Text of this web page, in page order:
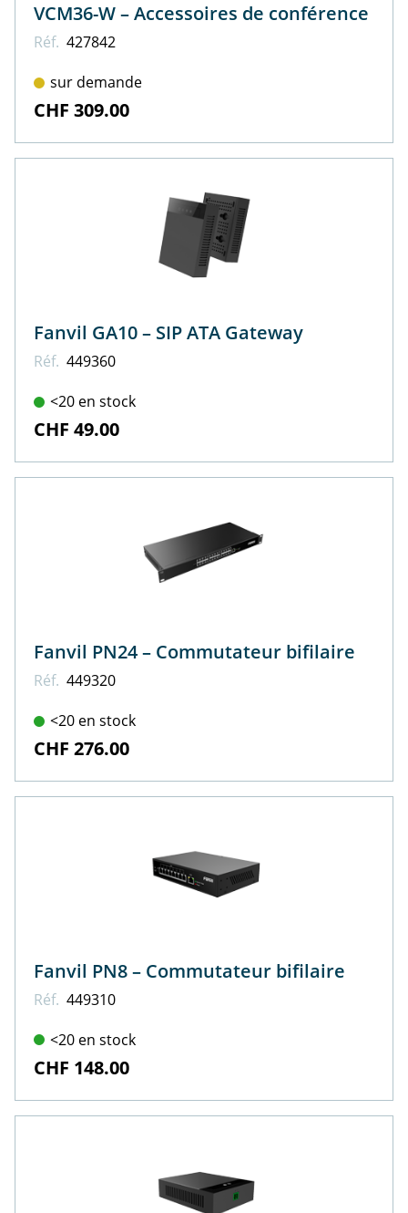
VCM36-W – Accessoires de conférence
Réf. 427842
sur demande
CHF 309.00
Fanvil GA10 – SIP ATA Gateway
Réf. 449360
<20 en stock
CHF 49.00
Fanvil PN24 – Commutateur bifilaire
Réf. 449320
<20 en stock
CHF 276.00
Fanvil PN8 – Commutateur bifilaire
Réf. 449310
<20 en stock
CHF 148.00